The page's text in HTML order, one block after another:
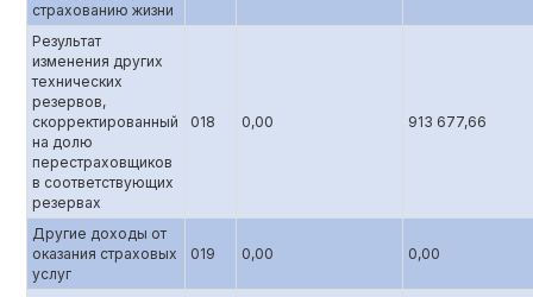
страхованию жизни
Результат
изменения других
технических
резервов,
скорректированный
на долю
перестраховщиков
в соответствующих
резервах
018 0,00 913 677,66
Другие доходы от
оказания страховых
услуг
019 0,00 0,00